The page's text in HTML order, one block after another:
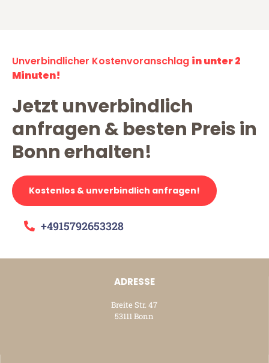
Unverbindlicher Kostenvoranschlag in unter 2
Minuten!
Jetzt unverbindlich
anfragen & besten Preis in
Bonn erhalten!
Kostenlos & unverbindlich anfragen!
+4915792653328
ADRESSE
Breite Str. 47
53111 Bonn